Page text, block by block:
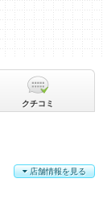
店舗情報を見る
クチコミ